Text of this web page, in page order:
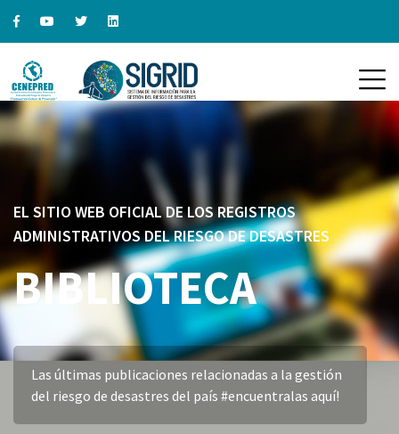
EL SITIO WEB OFICIAL DE LOS REGISTROS
ADMINISTRATIVOS DEL RIESGO DE DESASTRES
BIBLIOTECA
Las últimas publicaciones relacionadas a la gestión
del riesgo de desastres del país #encuentralas aquí!